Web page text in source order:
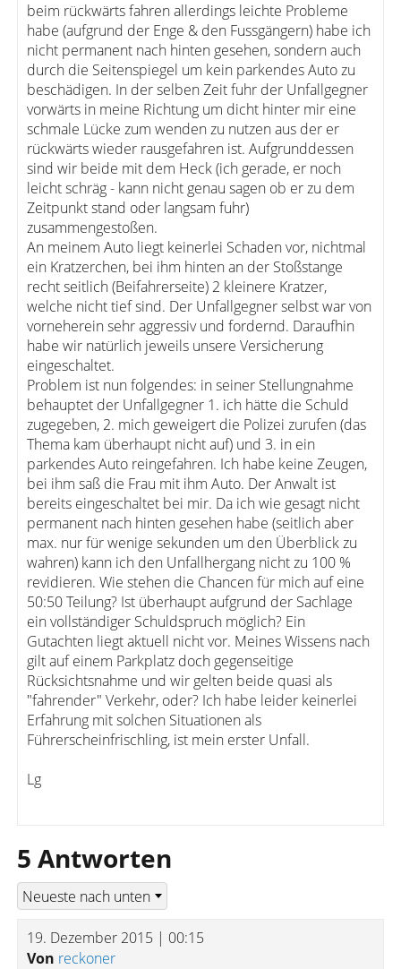
beim rückwärts fahren allerdings leichte Probleme
habe (aufgrund der Enge & den Fussgängern) habe ich
nicht permanent nach hinten gesehen, sondern auch
durch die Seitenspiegel um kein parkendes Auto zu
beschädigen. In der selben Zeit fuhr der Unfallgegner
vorwärts in meine Richtung um dicht hinter mir eine
schmale Lücke zum wenden zu nutzen aus der er
rückwärts wieder rausgefahren ist. Aufgrunddessen
sind wir beide mit dem Heck (ich gerade, er noch
leicht schräg - kann nicht genau sagen ob er zu dem
Zeitpunkt stand oder langsam fuhr)
zusammengestoßen.
An meinem Auto liegt keinerlei Schaden vor, nichtmal
ein Kratzerchen, bei ihm hinten an der Stoßstange
recht seitlich (Beifahrerseite) 2 kleinere Kratzer,
welche nicht tief sind. Der Unfallgegner selbst war von
vorneherein sehr aggressiv und fordernd. Daraufhin
habe wir natürlich jeweils unsere Versicherung
eingeschaltet.
Problem ist nun folgendes: in seiner Stellungnahme
behauptet der Unfallgegner 1. ich hätte die Schuld
zugegeben, 2. mich geweigert die Polizei zurufen (das
Thema kam überhaupt nicht auf) und 3. in ein
parkendes Auto reingefahren. Ich habe keine Zeugen,
bei ihm saß die Frau mit ihm Auto. Der Anwalt ist
bereits eingeschaltet bei mir. Da ich wie gesagt nicht
permanent nach hinten gesehen habe (seitlich aber
max. nur für wenige sekunden um den Überblick zu
wahren) kann ich den Unfallhergang nicht zu 100 %
revidieren. Wie stehen die Chancen für mich auf eine
50:50 Teilung? Ist überhaupt aufgrund der Sachlage
ein vollständiger Schuldspruch möglich? Ein
Gutachten liegt aktuell nicht vor. Meines Wissens nach
gilt auf einem Parkplatz doch gegenseitige
Rücksichtsnahme und wir gelten beide quasi als
"fahrender" Verkehr, oder? Ich habe leider keinerlei
Erfahrung mit solchen Situationen als
Führerscheinfrischling, ist mein erster Unfall.
Lg
5 Antworten
19. Dezember 2015 | 00:15
Von reckoner